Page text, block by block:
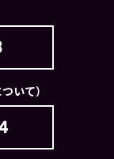
いて）